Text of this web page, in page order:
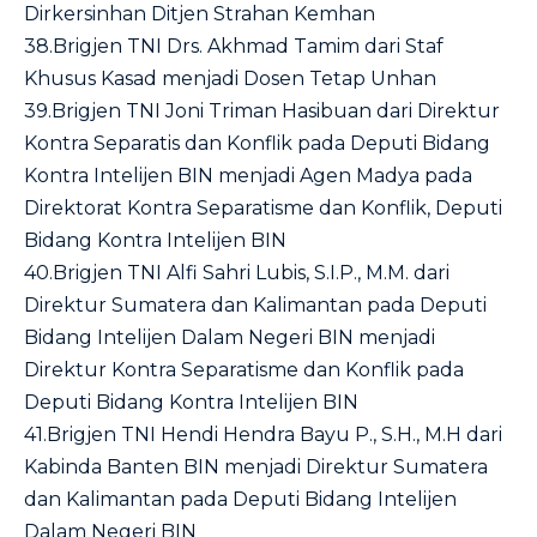
Dirkersinhan Ditjen Strahan Kemhan
38.Brigjen TNI Drs. Akhmad Tamim dari Staf
Khusus Kasad menjadi Dosen Tetap Unhan
39.Brigjen TNI Joni Triman Hasibuan dari Direktur
Kontra Separatis dan Konflik pada Deputi Bidang
Kontra Intelijen BIN menjadi Agen Madya pada
Direktorat Kontra Separatisme dan Konflik, Deputi
Bidang Kontra Intelijen BIN
40.Brigjen TNI Alfi Sahri Lubis, S.I.P., M.M. dari
Direktur Sumatera dan Kalimantan pada Deputi
Bidang Intelijen Dalam Negeri BIN menjadi
Direktur Kontra Separatisme dan Konflik pada
Deputi Bidang Kontra Intelijen BIN
41.Brigjen TNI Hendi Hendra Bayu P., S.H., M.H dari
Kabinda Banten BIN menjadi Direktur Sumatera
dan Kalimantan pada Deputi Bidang Intelijen
Dalam Negeri BIN